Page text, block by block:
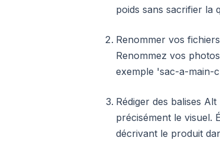
poids sans sacrifier la
Renommer vos
Renommez vos
exemple 'sac-a-main-
Rédiger des balises
précisément le visuel.
décrivant le produit